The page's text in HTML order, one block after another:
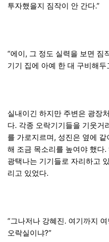
투자했을지 짐작이 안 간다.”
“에이, 그 정도 실력을 보면 짐
기기 집에 아예 한 대 구비해두
실내이긴 하지만 주변은 광장
다. 각종 오락기기들을 기웃거
를 가로지르며, 성진은 옆에
해 조금 목소리를 높여야 했다
광택나는 기기들로 자리하고
리고 있었다.
“그나저나 강혜진. 여기까지
오락실이냐?”